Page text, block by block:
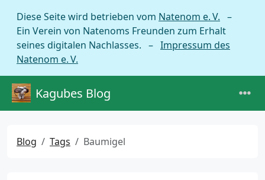
Diese Seite wird betrieben vom Natenom e. V. –
Ein Verein von Natenoms Freunden zum Erhalt
seines digitalen Nachlasses. – Impressum des
Natenom e. V.
Kagubes Blog
Blog Tags Baumigel